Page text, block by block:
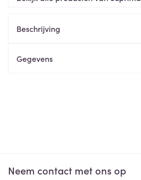
Beschrijving
Gegevens
Neem contact met ons op